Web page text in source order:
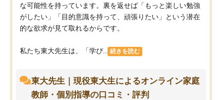
な可能性を持っています。裏を返せば「もっと楽しい勉強
がしたい」「目的意識を持って、頑張りたい」という潜在
的な欲求が見て取れるからです。
私たち東大先生は、「学び... 続きを読む
東大先生｜現役東大生によるオンライン家庭
教師・個別指導の口コミ・評判